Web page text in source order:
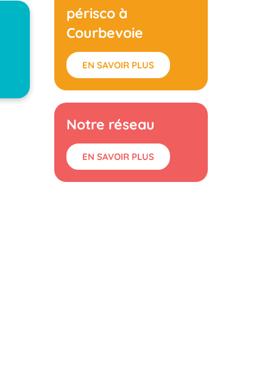
périsco à
Courbevoie
EN SAVOIR PLUS
Notre réseau
EN SAVOIR PLUS